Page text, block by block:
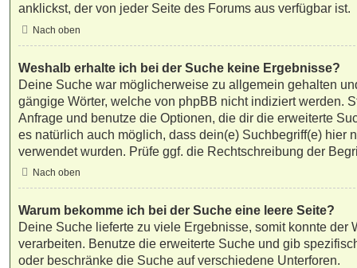
anklickst, der von jeder Seite des Forums aus verfügbar ist.
Nach oben
Weshalb erhalte ich bei der Suche keine Ergebnisse?
Deine Suche war möglicherweise zu allgemein gehalten
gängige Wörter, welche von phpBB nicht indiziert werden.
Anfrage und benutze die Optionen, die dir die erweiterte
es natürlich auch möglich, dass dein(e) Suchbegriff(e) hier
verwendet wurden. Prüfe ggf. die Rechtschreibung der
Nach oben
Warum bekomme ich bei der Suche eine leere Seite?
Deine Suche lieferte zu viele Ergebnisse, somit konnte der
verarbeiten. Benutze die erweiterte Suche und gib
oder beschränke die Suche auf verschiedene Unterforen.